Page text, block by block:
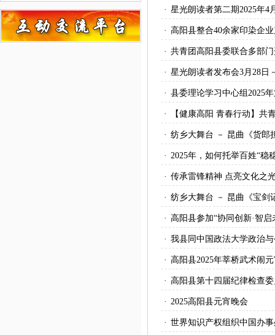
· 星光朗读者第二期2025年4
· 高阳县整合40余家印染企
· 共青团高阳县委联合多部门
· 星光朗读者发布会3月28日
· 县委理论学习中心组2025
· 【健康高阳 青春行动】共
· 纺乡大舞台 － 昆曲《货郎
· 2025年，如何托举百姓“稳
· 传承雷锋精神 点亮文化之
· 纺乡大舞台 － 昆曲《宝剑
· 高阳县参加“协同创新·智
· 我县同中国政法大学政治
· 高阳县2025年莘桥武术闹
· 高阳县第十四届纪律检查
· 2025高阳县元宵晚会
· 世界知识产权组织中国办